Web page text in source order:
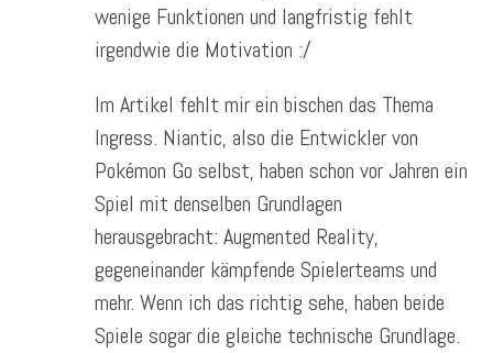
wenige Funktionen und langfristig fehlt
irgendwie die Motivation :/
Im Artikel fehlt mir ein bischen das Thema
Ingress. Niantic, also die Entwickler von
Pokémon Go selbst, haben schon vor Jahren ein
Spiel mit denselben Grundlagen
herausgebracht: Augmented Reality,
gegeneinander kämpfende Spielerteams und
mehr. Wenn ich das richtig sehe, haben beide
Spiele sogar die gleiche technische Grundlage.